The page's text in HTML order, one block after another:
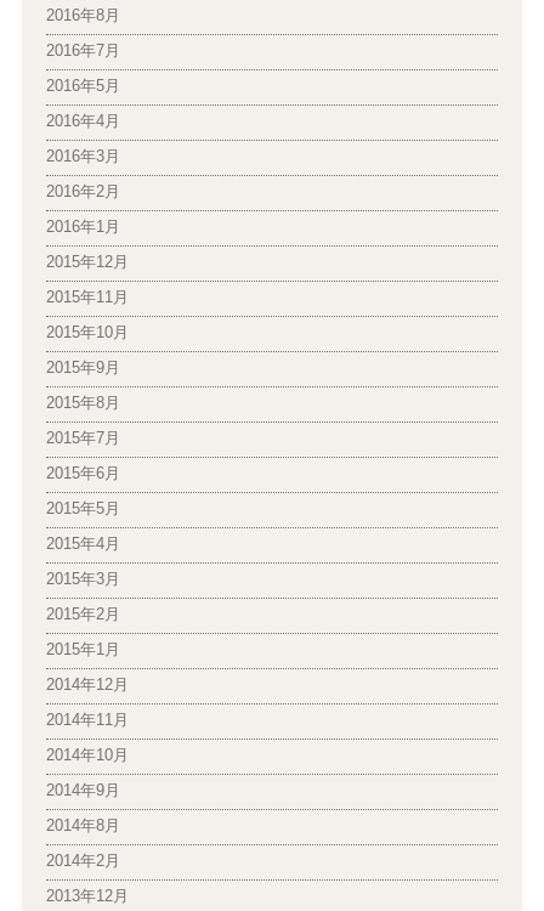
2016年8月
2016年7月
2016年5月
2016年4月
2016年3月
2016年2月
2016年1月
2015年12月
2015年11月
2015年10月
2015年9月
2015年8月
2015年7月
2015年6月
2015年5月
2015年4月
2015年3月
2015年2月
2015年1月
2014年12月
2014年11月
2014年10月
2014年9月
2014年8月
2014年2月
2013年12月